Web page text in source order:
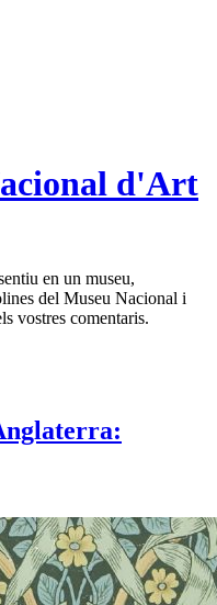
d'Art
en un museu,
del Museu Nacional i
vostres comentaris.